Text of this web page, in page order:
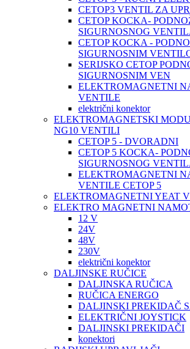
CETOP3 VENTIL ZA
CETOP KOCKA-
SIGURNOSNOG
CETOP KOCKA -
SIGURNOSNIM
SERIJSKO CETOP
SIGURNOSNIM VEN
ELEKTROMAGNETNI
VENTILE
električni konektor
ELEKTROMAGNETSKI
NG10 VENTILI
CETOP 5 - DVORADNI
CETOP 5 KOCKA-
SIGURNOSNOG
ELEKTROMAGNETNI
VENTILE CETOP 5
ELEKTROMAGNETNI YEAT
ELEKTRO MAGNETNI
12 V
24V
48V
230V
električni konektor
DALJINSKE RUČICE
DALJINSKA RUČICA
RUČICA ENERGO
DALJINSKI PREKIDAČ
ELEKTRIČNI JOYSTICK
DALJINSKI PREKIDAČI
konektori